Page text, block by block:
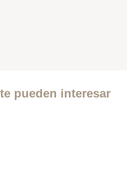
pueden interesar